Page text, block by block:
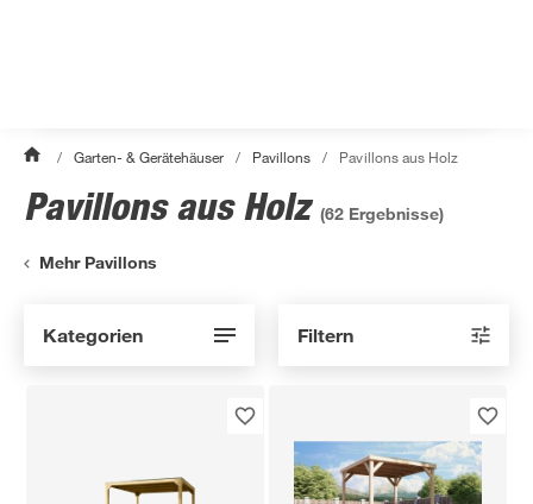
/ Garten- & Gerätehäuser / Pavillons / Pavillons aus Holz
Pavillons aus Holz (62 Ergebnisse)
Mehr Pavillons
Kategorien Filtern